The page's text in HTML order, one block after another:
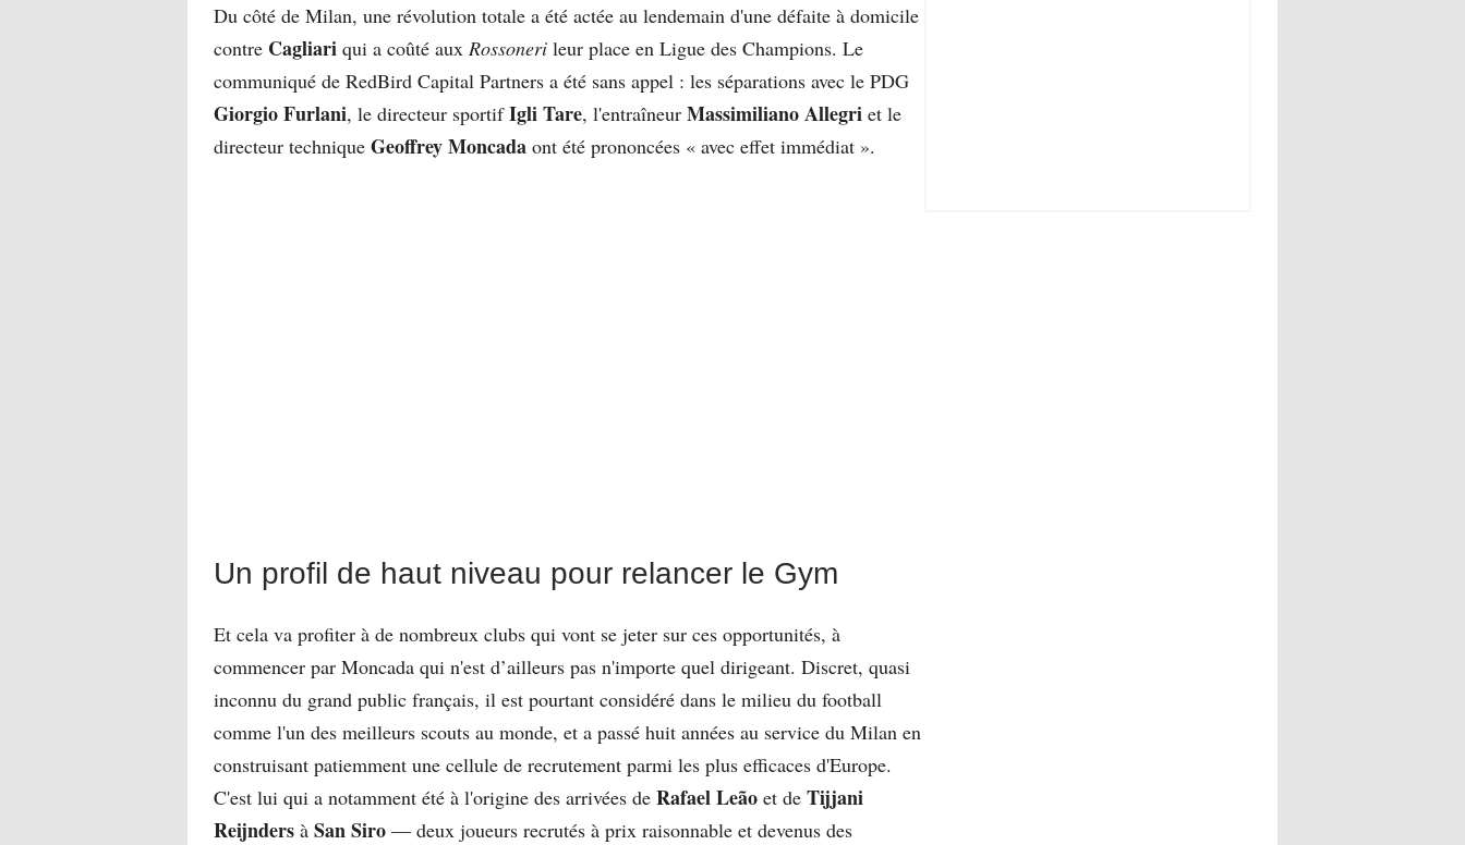
Du côté de Milan, une révolution totale a été actée au lendemain d'une défaite à domicile
contre Cagliari qui a coûté aux Rossoneri leur place en Ligue des Champions. Le
communiqué de RedBird Capital Partners a été sans appel : les séparations avec le PDG
Giorgio Furlani, le directeur sportifIgli Tare, l'entraîneur Massimiliano Allegri et le
directeur technique Geoffrey Moncada ont été prononcées « avec effet immédiat ».
Un profil de haut niveau pour relancer le Gym
Et cela va profiter à de nombreux clubs qui vont se jeter sur ces opportunités, à
commencer par Moncada qui n'est d’ailleurs pas n'importe quel dirigeant. Discret, quasi
inconnu du grand public français, il est pourtant considéré dans le milieu du football
comme l'un des meilleurs scouts au monde, et a passé huit années au service du Milan en
construisant patiemment une cellule de recrutement parmi les plus efficaces d'Europe.
C'est lui qui a notamment été à l'origine des arrivées de Rafael Leão et de Tijjani
Reijnders à San Siro — deux joueurs recrutés à prix raisonnable et devenus des